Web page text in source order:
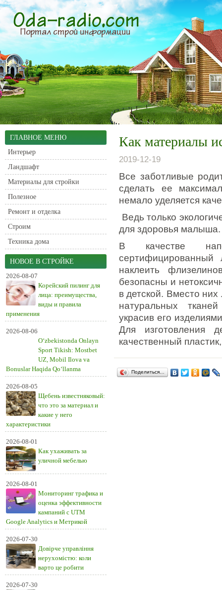
ГЛАВНОЕ МЕНЮ
Интерьер
Ландшафт
Материалы для стройки
Полезное
Ремонт и отделка
Строим
Техника дома
НОВОЕ В СТРОЙКЕ
2026-08-07
Корейский пилинг для
лица: преимущества,
виды и правила
применения
2026-08-06
O‘zbekistonda Onlayn
Sport Tikish: Mostbet
UZ, Mobil Ilova va
Bonuslar Haqida Qo‘llanma
2026-08-05
Щебень известняковый:
что это за материал и
какие у него
характеристики
2026-08-01
Как ухаживать за
уличной мебелью
2026-08-01
Мониторинг трафика и
оценка эффективности
кампаний с UTM
Google Analytics и Метрикой
2026-07-30
Довірче управління
нерухомістю: коли
варто це робити
2026-07-30
Как материалы
2019-12-19
Все заботливые
сделать ее
немало уделяется
Ведь только
для здоровья малыша.
В качестве
наклеить
безопасны и
в детской. Вместо
натуральных
украсив его
Для изготовления
качественный
Поделиться…